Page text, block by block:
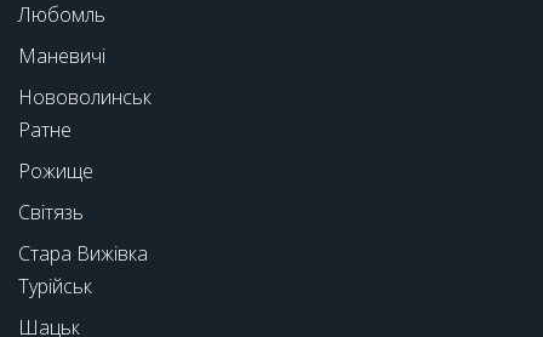
Любомль
Маневичі
Нововолинськ
Ратне
Рожище
Світязь
Стара Вижівка
Турійськ
Шацьк